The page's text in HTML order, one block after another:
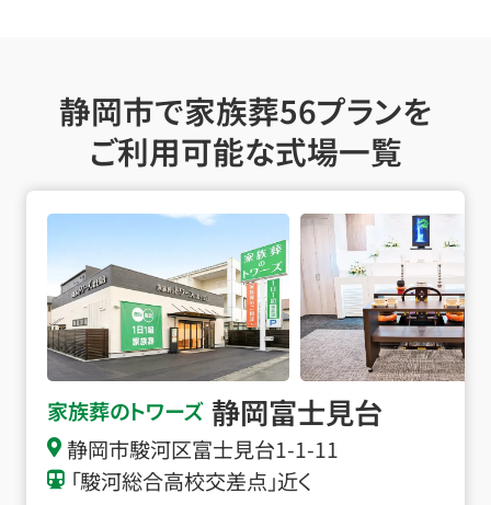
静岡市で家族葬56プランを
ご利用可能な式場一覧
家族葬のトワーズ 静岡富士見台
静岡市駿河区富士見台1-1-11
「駿河総合高校交差点」近く
静岡富士見台の詳細へ